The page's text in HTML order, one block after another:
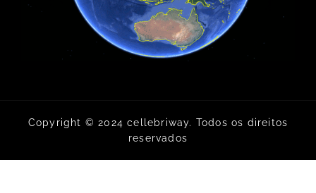
Copyright © 2024 cellebriway. Todos os direitos
reservados